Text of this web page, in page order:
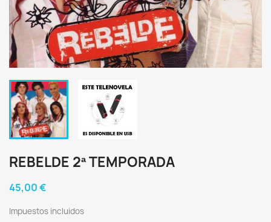
REBELDE 2ª TEMPORADA
45,00 €
Impuestos incluidos